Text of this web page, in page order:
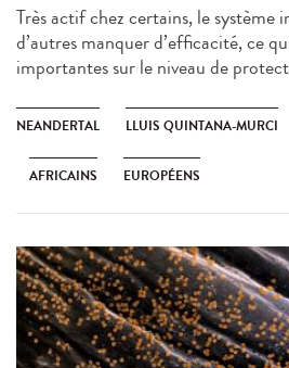
Très actif chez certains, le système
d’autres manquer d’efficacité, ce
importantes sur le niveau de
NEANDERTAL LLUIS QUINTANA-MURCI
AFRICAINS EUROPÉENS